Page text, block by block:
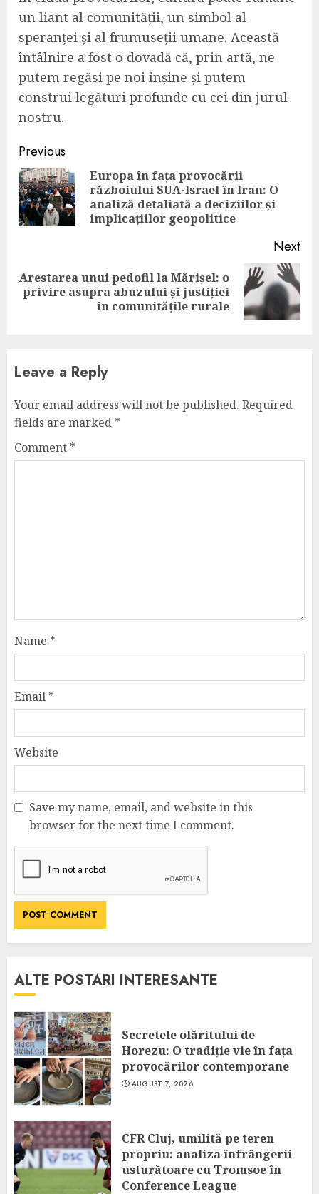
un liant al comunității, un simbol al
speranței și al frumuseții umane. Această
întâlnire a fost o dovadă că, prin artă, ne
putem regăsi pe noi înșine și putem
construi legături profunde cu cei din jurul
nostru.
Continue
Reading
Previous
Europa în fața provocării
războiului SUA-Israel în Iran: O
analiză detaliată a deciziilor și
implicațiilor geopolitice
Next
Next
Arestarea unui pedofil la Mărișel: o
privire asupra abuzului și justiției
în comunitățile rurale
Leave a Reply
Your email address will not be published. Required
fields are marked *
Comment *
Name *
Email *
Website
Save my name, email, and website in this
browser for the next time I comment.
ALTE POSTARI INTERESANTE
Secretele olăritului de
Horezu: O tradiție vie în fața
provocărilor contemporane
AUGUST 7, 2026
CFR Cluj, umilită pe teren
propriu: analiza înfrângerii
usturătoare cu Tromsoe în
Conference League